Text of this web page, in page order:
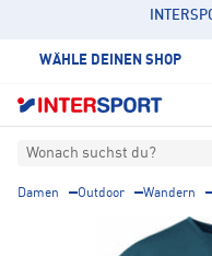
WÄHLE DEINEN SHOP
Wonach suchst du?
Damen Outdoor Wandern